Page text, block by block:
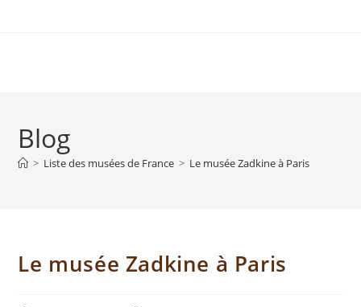
Blog
> Liste des musées de France > Le musée Zadkine à Paris
Le musée Zadkine à Paris